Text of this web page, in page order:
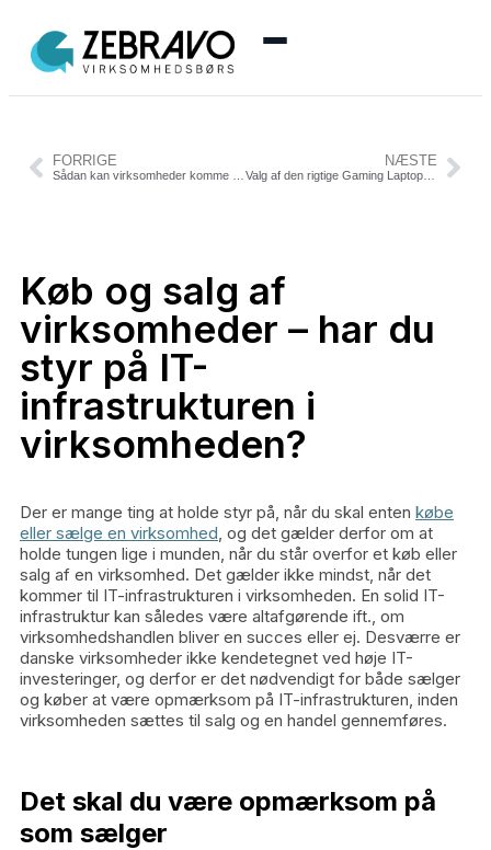
🏠 Se alle annoncer
🔑 Log ind
FORRIGE NÆSTE
Valg af den rigtige Gaming Laptop: Hvorfor det betyder noget
Køb og salg af
virksomheder – har du
styr på IT-
infrastrukturen i
virksomheden?
Der er mange ting at holde styr på, når du skal enten købe
eller sælge en virksomhed , og det gælder derfor om at
holde tungen lige i munden, når du står overfor et køb eller
salg af en virksomhed. Det gælder ikke mindst, når det
kommer til IT-infrastrukturen i virksomheden. En solid IT-
infrastruktur kan således være altafgørende ift., om
virksomhedshandlen bliver en succes eller ej. Desværre er
danske virksomheder ikke kendetegnet ved høje IT-
investeringer, og derfor er det nødvendigt for både sælger
og køber at være opmærksom på IT-infrastrukturen, inden
virksomheden sættes til salg og en handel gennemføres.
Det skal du være opmærksom på
som sælger